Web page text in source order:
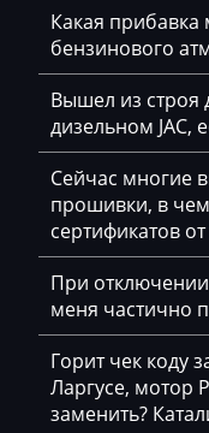
Challenger
Changan
Changhe
Chery
Chevrolet
Chrysler
Citroen
Claas
CMI
Какая
бензинового
Вышел из строя
дизельном JAC,
Сейчас многие
прошивки, в
сертификатов
При
меня частично
Горит чек коду
Ларгусе, мотор
заменить?